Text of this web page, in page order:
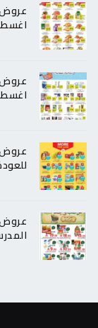
اغسطس
اغسطس